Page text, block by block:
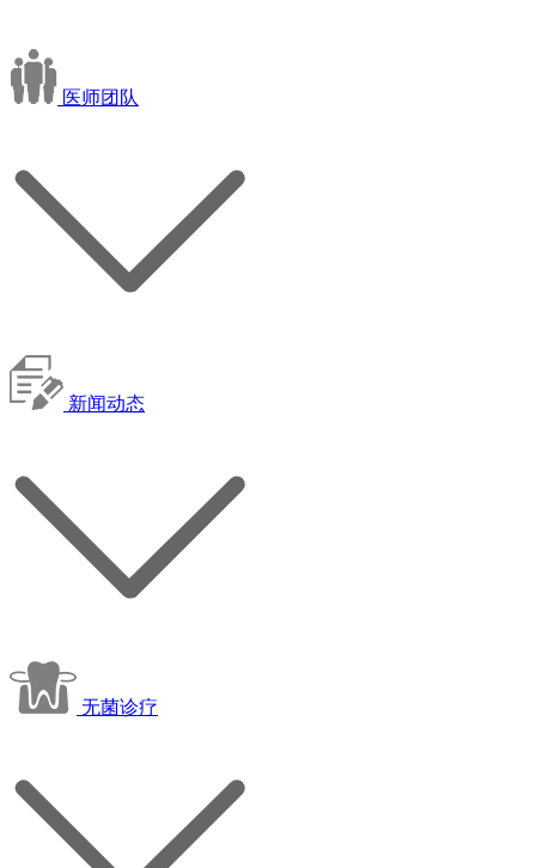
医师团队
新闻动态
无菌诊疗